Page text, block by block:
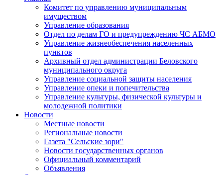
Комитет по управлению муниципальным
имуществом
Управление образования
Отдел по делам ГО и предупреждению ЧС АБМО
Управление жизнеобеспечения населенных
пунктов
Архивный отдел администрации Беловского
муниципального округа
Управление социальной защиты населения
Управление опеки и попечительства
Управление культуры, физической культуры и
молодежной политики
Новости
Местные новости
Региональные новости
Газета "Сельские зори"
Новости государственных органов
Официальный комментарий
Объявления